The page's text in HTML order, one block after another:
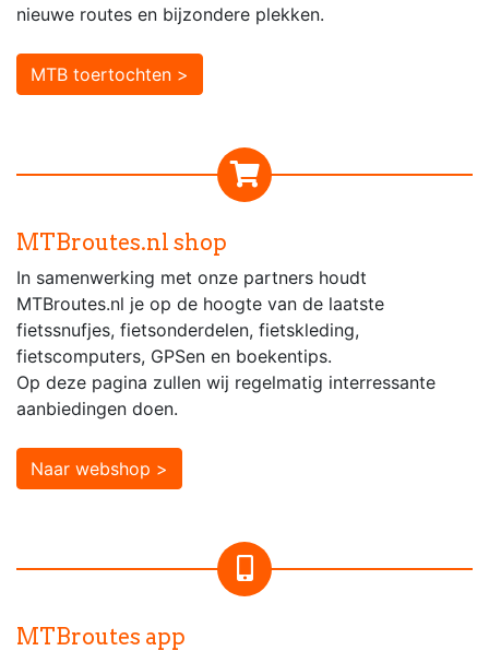
nieuwe routes en bijzondere plekken.
MTB toertochten >
MTBroutes.nl shop
In samenwerking met onze partners houdt
MTBroutes.nl je op de hoogte van de laatste
fietssnufjes, fietsonderdelen, fietskleding,
fietscomputers, GPSen en boekentips.
Op deze pagina zullen wij regelmatig interressante
aanbiedingen doen.
Naar webshop >
MTBroutes app